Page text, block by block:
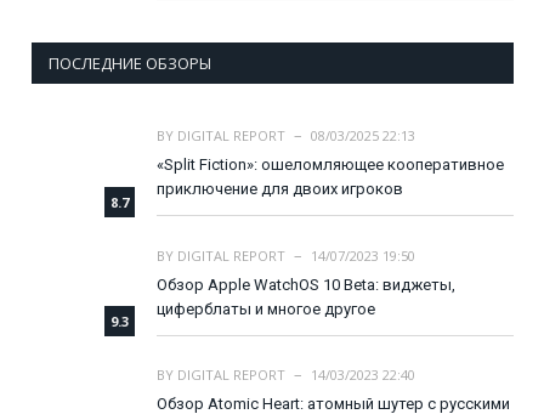
ПОСЛЕДНИЕ ОБЗОРЫ
8.7
BY DIGITAL REPORT
08/03/2025 22:13
«Split Fiction»: ошеломляющее кооперативное
приключение для двоих игроков
9.3
BY DIGITAL REPORT
14/07/2023 19:50
Обзор Apple WatchOS 10 Beta: виджеты,
циферблаты и многое другое
BY DIGITAL REPORT
14/03/2023 22:40
Обзор Atomic Heart: атомный шутер с русскими